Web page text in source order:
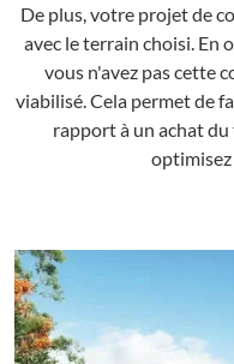
De plus, votre projet de
avec le terrain choisi. En
vous n'avez pas cette
viabilisé. Cela permet de
rapport à un achat